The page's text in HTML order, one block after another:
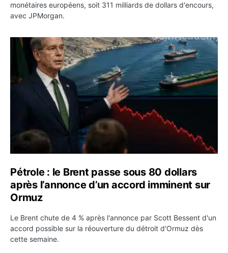
monétaires européens, soit 311 milliards de dollars d'encours,
avec JPMorgan.
Pétrole : le Brent passe sous 80 dollars après
Pétrole : le Brent passe sous 80 dollars
après l’annonce d’un accord imminent sur
Ormuz
Le Brent chute de 4 % après l'annonce par Scott Bessent d'un
accord possible sur la réouverture du détroit d'Ormuz dès
cette semaine.